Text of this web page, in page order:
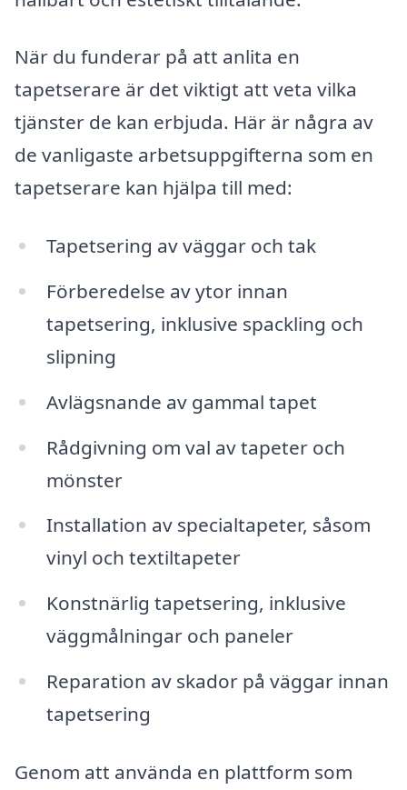
När du funderar på att anlita en
tapetserare är det viktigt att veta vilka
tjänster de kan erbjuda. Här är några av
de vanligaste arbetsuppgifterna som en
tapetserare kan hjälpa till med:
Tapetsering av väggar och tak
Förberedelse av ytor innan
tapetsering, inklusive spackling och
slipning
Avlägsnande av gammal tapet
Rådgivning om val av tapeter och
mönster
Installation av specialtapeter, såsom
vinyl och textiltapeter
Konstnärlig tapetsering, inklusive
väggmålningar och paneler
Reparation av skador på väggar innan
tapetsering
Genom att använda en plattform som